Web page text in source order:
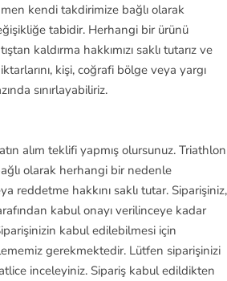
kendi takdirimize bağlı olarak
tabidir. Herhangi bir ürünü
kaldırma hakkımızı saklı tutarız ve
kişi, coğrafi bölge veya yargı
sınırlayabiliriz.
alım teklifi yapmış olursunuz. Triathlon
olarak herhangi bir nedenle
reddetme hakkını saklı tutar. Siparişiniz,
kabul onayı verilinceye kadar
kabul edilebilmesi için
gerekmektedir. Lütfen siparişinizi
inceleyiniz. Sipariş kabul edildikten